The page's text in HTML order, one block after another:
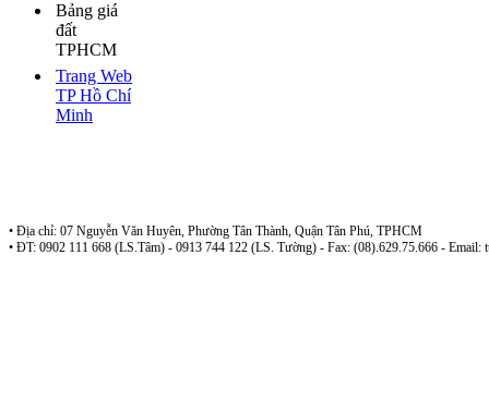
Bảng giá
đất
TPHCM
Trang Web
TP Hồ Chí
Minh
• Địa chỉ: 07 Nguyễn Văn Huyên, Phường Tân Thành, Quận Tân Phú, TPHCM
• ĐT: 0902 111 668 (LS.Tâm) - 0913 744 122 (LS. Tường) - Fax: (08).629.75.666 - Email: